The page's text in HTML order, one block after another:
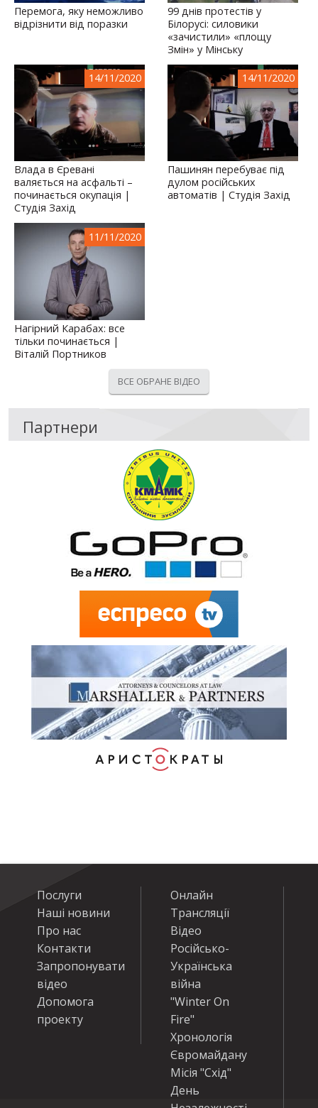
Перемога, яку неможливо
відрізнити від поразки
99 днів протестів у
Білорусі: силовики
«зачистили» «площу
Змін» у Мінську
14/11/2020
Влада в Єревані
валяється на асфальті –
починається окупація |
Студія Захід
14/11/2020
Пашинян перебуває під
дулом російських
автоматів | Студія Захід
11/11/2020
Нагірний Карабах: все
тільки починається |
Віталій Портников
ВСЕ ОБРАНЕ ВІДЕО
Партнери
Послуги
Наші новини
Про нас
Контакти
Запропонувати
відео
Допомога
проекту
Онлайн
Трансляції
Відео
Російсько-
Українська
війна
"Winter On
Fire"
Хронологія
Євромайдану
Місія "Схід"
День